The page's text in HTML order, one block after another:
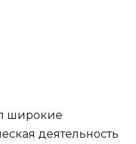
широкие
деятельность